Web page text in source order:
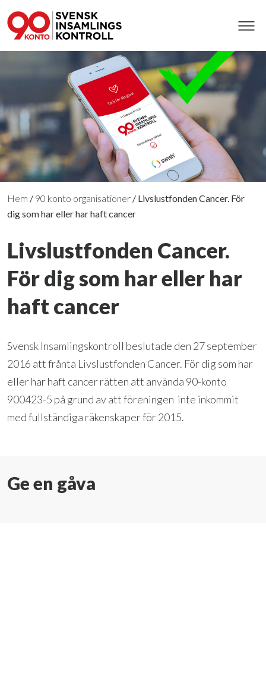
Hem / 90 konto organisationer / Livslustfonden Cancer. För
dig som har eller har haft cancer
Livslustfonden Cancer.
För dig som har eller har
haft cancer
Svensk Insamlingskontroll beslutade den 27 september
2016 att frånta Livslustfonden Cancer. För dig som har
eller har haft cancer rätten att använda 90-konto
900423-5 på grund av att föreningen inte inkommit
med fullständiga räkenskaper för 2015.
Ge en gåva